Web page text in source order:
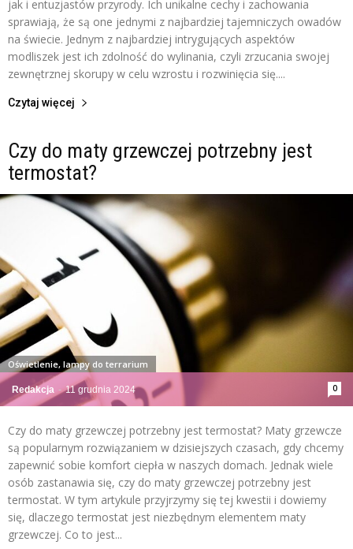
jak i entuzjastów przyrody. Ich unikalne cechy i zachowania
sprawiają, że są one jednymi z najbardziej tajemniczych owadów
na świecie. Jednym z najbardziej intrygujących aspektów
modliszek jest ich zdolność do wylinania, czyli zrzucania swojej
zewnętrznej skorupy w celu wzrostu i rozwinięcia się....
Czytaj więcej
Czy do maty grzewczej potrzebny jest
termostat?
Redakcja - 11 grudnia 2024 0
Oświetlenie, lampy do terrarium
Czy do maty grzewczej potrzebny jest termostat? Maty grzewcze
są popularnym rozwiązaniem w dzisiejszych czasach, gdy chcemy
zapewnić sobie komfort ciepła w naszych domach. Jednak wiele
osób zastanawia się, czy do maty grzewczej potrzebny jest
termostat. W tym artykule przyjrzymy się tej kwestii i dowiemy
się, dlaczego termostat jest niezbędnym elementem maty
grzewczej. Co to jest...